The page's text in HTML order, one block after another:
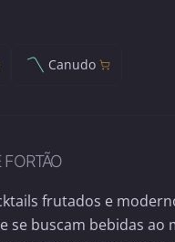
Canudo
frutados e
buscam bebidas ao